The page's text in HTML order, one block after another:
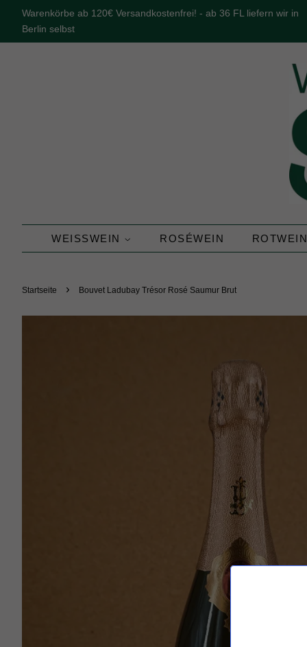
Warenkörbe ab 120€ Versandkostenfrei! - ab 36 FL liefern wir in
Berlin selbst
WEISSWEIN ROSÉWEIN ROTWEIN
Startseite › Bouvet Ladubay Trésor Rosé Saumur Brut